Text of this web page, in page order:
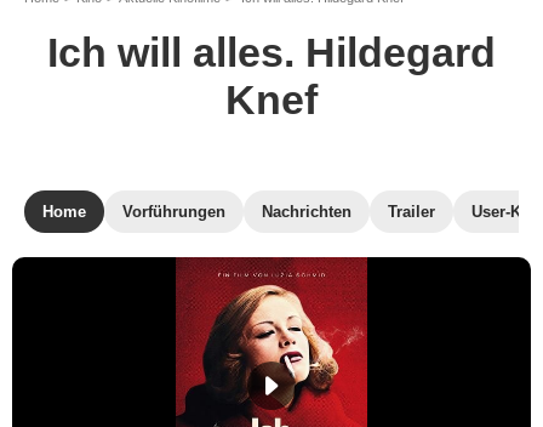
Ich will alles. Hildegard
Knef
Home Vorführungen Nachrichten Trailer User-